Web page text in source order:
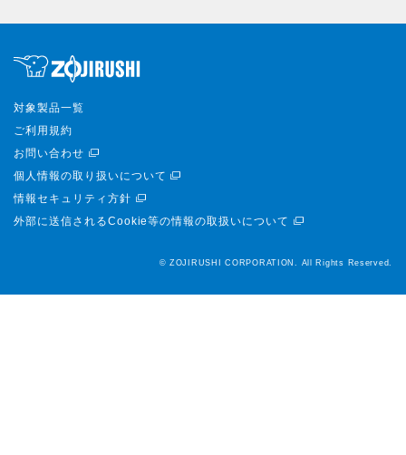
対象製品一覧
ご利用規約
お問い合わせ
個人情報の取り扱いについて
情報セキュリティ方針
外部に送信されるCookie等の情報の取扱いについて
© ZOJIRUSHI CORPORATION. All Rights Reserved.